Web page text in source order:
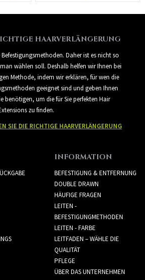
HAARVERLÄNGERUNG
Daher ist es nicht so
wählen soll. Deshalb helfen wir Ihnen bei
Methode, indem wir erklären, für wen die
geeignet sind und geben Ihnen
benötigen, um die für Sie perfekten Hair
zu finden.
SIE DIE RICHTIGE HAARVERLÄNGERUNG
INFORMATION
BEFESTIGUNG & ENTFERNUNG
DOUBLE DRAWN
HÄUFIGE FRAGEN
LEITEN -
BEFESTIGUNGMETHODEN
LEITEN - FARBE
LEITFADEN – WÄHLE DIE
QUALITÄT
PFLEGE
ÜBER DAS UNTERNEHMEN